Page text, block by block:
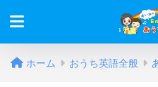
ホーム おうち英語全般